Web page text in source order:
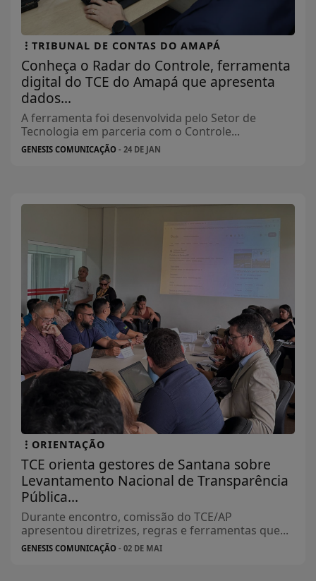
TRIBUNAL DE CONTAS DO AMAPÁ
Conheça o Radar do Controle, ferramenta
digital do TCE do Amapá que apresenta
dados...
A ferramenta foi desenvolvida pelo Setor de
Tecnologia em parceria com o Controle...
GENESIS COMUNICAÇÃO - 24 DE JAN
ORIENTAÇÃO
TCE orienta gestores de Santana sobre
Levantamento Nacional de Transparência
Pública...
Durante encontro, comissão do TCE/AP
apresentou diretrizes, regras e ferramentas que...
GENESIS COMUNICAÇÃO - 02 DE MAI